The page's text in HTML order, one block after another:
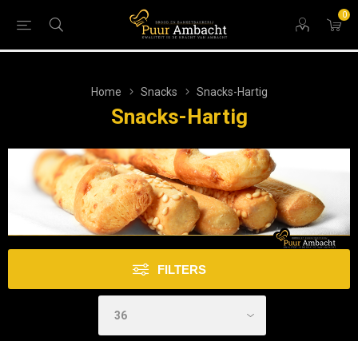
0
Home Snacks Snacks-Hartig
Snacks-Hartig
FILTERS